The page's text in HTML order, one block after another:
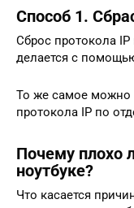
Способ 1.
Сброс протокола
делается с
То же самое можно
протокола IP по
Почему плохо
ноутбуке?
Что касается